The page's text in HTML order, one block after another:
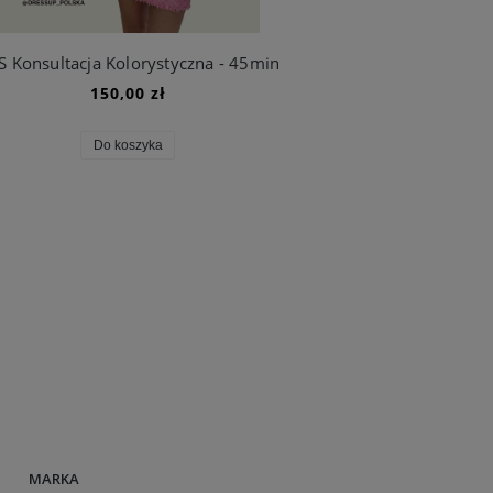
Konsultacja Kolorystyczna - 45min
150,00 zł
Do koszyka
MARKA